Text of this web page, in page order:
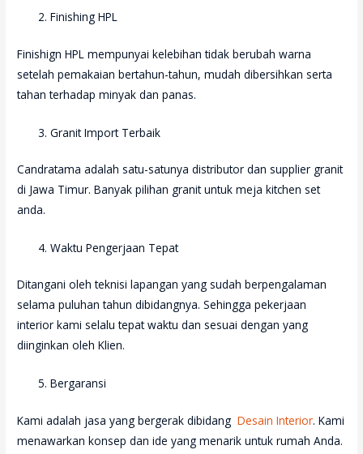
Finishing HPL
Finishign HPL mempunyai kelebihan tidak berubah warna
setelah pemakaian bertahun-tahun, mudah dibersihkan serta
tahan terhadap minyak dan panas.
Granit Import Terbaik
Candratama adalah satu-satunya distributor dan supplier granit
di Jawa Timur. Banyak pilihan granit untuk meja kitchen set
anda.
Waktu Pengerjaan Tepat
Ditangani oleh teknisi lapangan yang sudah berpengalaman
selama puluhan tahun dibidangnya. Sehingga pekerjaan
interior kami selalu tepat waktu dan sesuai dengan yang
diinginkan oleh Klien.
Bergaransi
Kami adalah jasa yang bergerak dibidangDesain Interior. Kami
menawarkan konsep dan ide yang menarik untuk rumah Anda.